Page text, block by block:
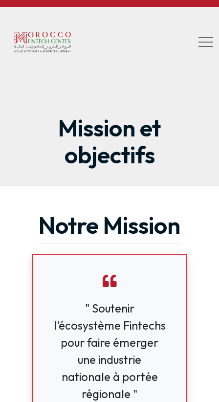
Mission et
objectifs
Notre Mission
" Soutenir
l’écosystème Fintechs
pour faire émerger
une industrie
nationale à portée
régionale "